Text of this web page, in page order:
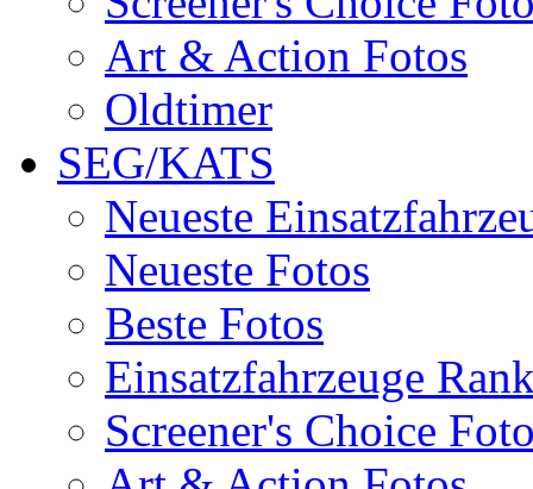
Art & Action Fotos
Oldtimer
SEG/KATS
Neueste
Neueste Fotos
Beste Fotos
Einsatzfahrzeuge
Screener's Choice